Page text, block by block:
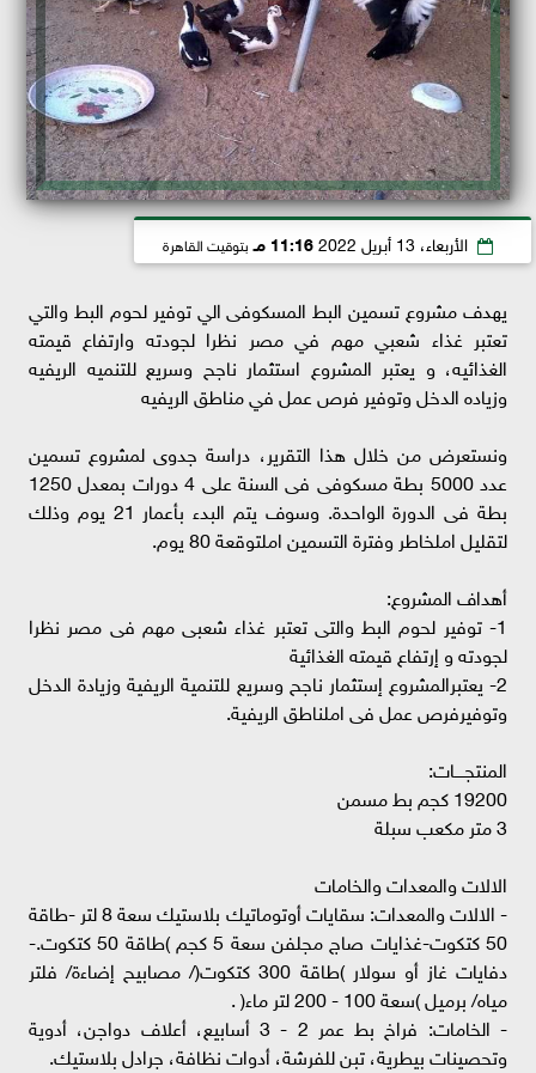
الأربعاء، 13 أبريل 2022 11:16 مـ بتوقيت القاهرة
يهدف مشروع تسمين البط المسكوفى الي توفير لحوم البط والتي
تعتبر غذاء شعبي مهم في مصر نظرا لجودته وارتفاع قيمته
الغذائيه، و يعتبر المشروع استثمار ناجح وسريع للتنميه الريفيه
وزياده الدخل وتوفير فرص عمل في مناطق الريفيه
ونستعرض من خلال هذا التقرير، دراسة جدوى لمشروع تسمين
عدد 5000 بطة مسكوفى فى السنة على 4 دورات بمعدل 1250
بطة فى الدورة الواحدة. وسوف يتم البدء بأعمار 21 يوم وذلك
لتقليل املخاطر وفترة التسمين املتوقعة 80 يوم.
أهداف المشروع:
1- توفير لحوم البط والتى تعتبر غذاء شعبى مهم فى مصر نظرا
لجودته و إرتفاع قيمته الغذائية
2- يعتبرالمشروع إستثمار ناجح وسريع للتنمية الريفية وزيادة الدخل
وتوفيرفرص عمل فى املناطق الريفية.
المنتجــــات:
19200 كجم بط مسمن
3 متر مكعب سبلة
الالات والمعدات والخامات
- الالات والمعدات: سقايات أوتوماتيك بلاستيك سعة 8 لتر -طاقة
50 كتكوت-غذايات صاج مجلفن سعة 5 كجم )طاقة 50 كتكوت.-
دفايات غاز أو سولار )طاقة 300 كتكوت(/ مصابيح إضاءة/ فلتر
مياه/ برميل )سعة 100 - 200 لتر ماء( .
- الخامات: فراخ بط عمر 2 - 3 أسابيع، أعلاف دواجن، أدوية
وتحصينات بيطرية، تبن للفرشة، أدوات نظافة، جرادل بلاستيك.